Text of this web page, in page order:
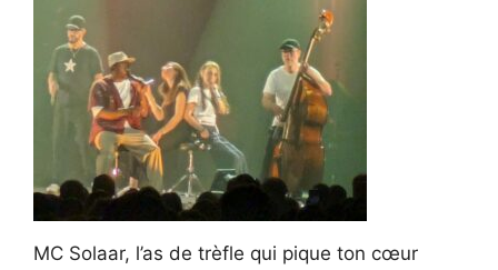
MC Solaar, l’as de trèfle qui pique ton cœur